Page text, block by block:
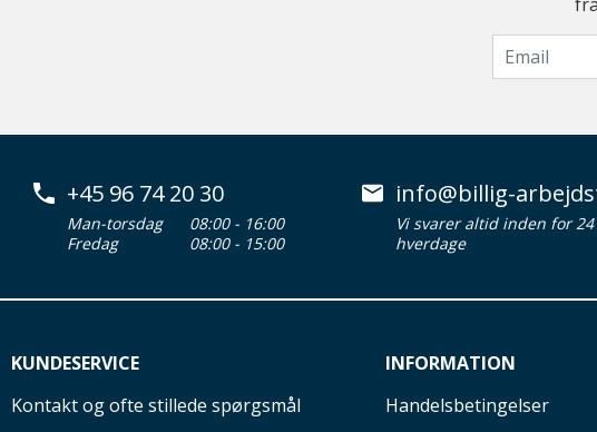
+45 96 74 20 30
Man-torsdag
08:00 - 16:00
Fredag
08:00 - 15:00
info@billig-
Vi svarer altid inden for
hverdage
KUNDESERVICE
Kontakt og ofte stillede spørgsmål
INFORMATION
Handelsbetingelser